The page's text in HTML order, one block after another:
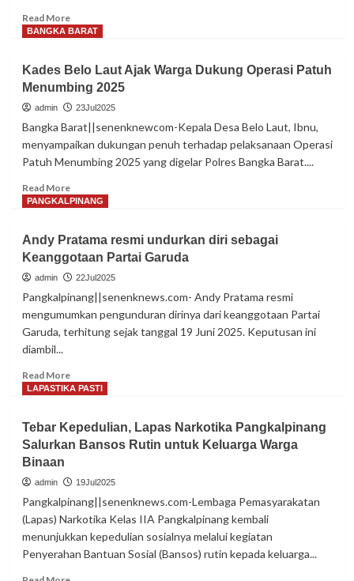
Penguatan
Kapasitas
Read MoreRead
more
Partai
Demokrat
Kota
Pangkalpinang
Kumpulkan
Akar
Rumput
Rapat
konsolidasi
Paslon
Saparudin
–
di
Pilkada
Ulang
BANGKA BARAT
Kades Belo Laut Ajak Warga Dukung Operasi Patuh
Menumbing 2025
admin 23Jul2025
Bangka Barat||senenknewcom-Kepala Desa Belo Laut, Ibnu,
menyampaikan dukungan penuh terhadap pelaksanaan Operasi
Patuh Menumbing 2025 yang digelar Polres Bangka Barat....
Read MoreRead
more
Belo
Laut
Ajak
Warga
Dukung
Operasi
Patuh
PANGKALPINANG
Andy Pratama resmi undurkan diri sebagai
Keanggotaan Partai Garuda
admin 22Jul2025
Pangkalpinang||senenknews.com- Andy Pratama resmi
mengumumkan pengunduran dirinya dari keanggotaan Partai
Garuda, terhitung sejak tanggal 19 Juni 2025. Keputusan ini
diambil...
Read MoreRead
more
Pratama
resmi
diri
Keanggotaan
Partai
Garuda
LAPASTIKA PASTI
Tebar Kepedulian, Lapas Narkotika Pangkalpinang
Salurkan Bansos Rutin untuk Keluarga Warga
Binaan
admin 19Jul2025
Pangkalpinang||senenknews.com-Lembaga Pemasyarakatan
(Lapas) Narkotika Kelas IIA Pangkalpinang kembali
menunjukkan kepedulian sosialnya melalui kegiatan
Penyerahan Bantuan Sosial (Bansos) rutin kepada keluarga...
Read